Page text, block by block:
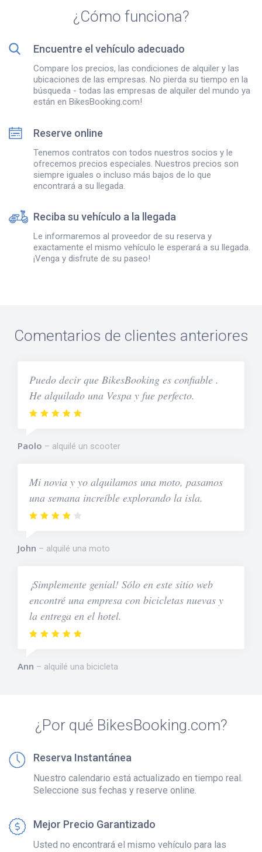
¿Cómo funciona?
Encuentre el vehículo adecuado
Compare los precios, las condiciones de alquiler y las
ubicaciones de las empresas. No pierda su tiempo en la
búsqueda - todas las empresas de alquiler del mundo ya
están en BikesBooking.com!
Reserve online
Tenemos contratos con todos nuestros socios y le
ofrecemos precios especiales. Nuestros precios son
siempre iguales o incluso más bajos de lo que
encontrará a su llegada.
Reciba su vehículo a la llegada
Le informaremos al proveedor de su reserva y
exactamente el mismo vehículo le esperará a su llegada.
¡Venga y disfrute de su paseo!
Comentarios de clientes anteriores
Puedo decir que BikesBooking es confiable .
He alquilado una Vespa y fue perfecto.
Paolo alquilé un scooter
Mi novia y yo alquilamos una moto, pasamos
una semana increíble explorando la isla.
John alquilé una moto
¡Simplemente genial! Sólo en este sitio web
encontré una empresa con bicicletas nuevas y
la entrega en el hotel.
Ann alquilé una bicicleta
¿Por qué BikesBooking.com?
Reserva Instantánea
Nuestro calendario está actualizado en tiempo real.
Seleccione sus fechas y reserve online.
Mejor Precio Garantizado
Usted no encontrará el mismo vehículo para las